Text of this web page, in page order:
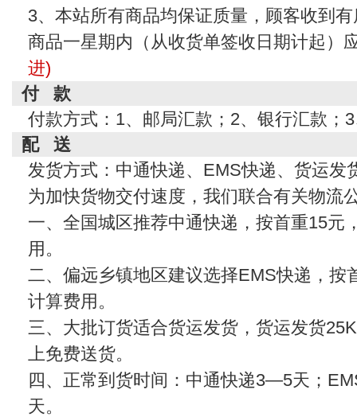
3、本站所有商品均保证质量，顾客收到
商品一星期内（从收货单签收日期计起）
进)
付 款
付款方式：1、邮局汇款；2、银行汇款；
配 送
发货方式：中通快递、EMS快递、货运发
为加快货物交付速度，我们联合有关物流
一、全国城区推荐中通快递，按首重15元
用。
二、偏远乡镇地区建议选择EMS快递，按
计算费用。
三、大批订货适合货运发货，货运发货
上免费送货。
四、正常到货时间：中通快递3—5天；
天。